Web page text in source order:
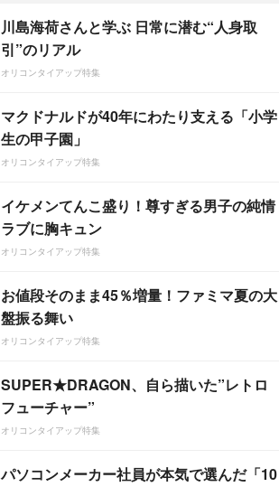
川島海荷さんと学ぶ 日常に潜む“人身取
引”のリアル
オリコンタイアップ特集
マクドナルドが40年にわたり支える「小学
生の甲子園」
オリコンタイアップ特集
イケメンてんこ盛り！尊すぎる男子の純情
ラブに胸キュン
オリコンタイアップ特集
お値段そのまま45％増量！ファミマ夏の大
盤振る舞い
オリコンタイアップ特集
SUPER★DRAGON、自ら描いた”レトロ
フューチャー”
オリコンタイアップ特集
パソコンメーカー社員が本気で選んだ「10